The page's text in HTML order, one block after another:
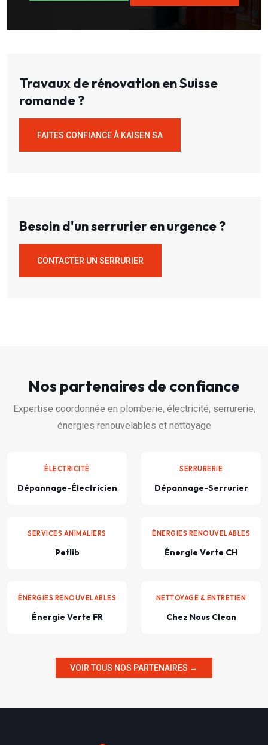
Travaux de rénovation en Suisse
romande ?
FAITES CONFIANCE À KAISEN SA
Besoin d'un serrurier en urgence ?
CONTACTER UN SERRURIER
Nos partenaires de confiance
Expertise coordonnée en plomberie, électricité, serrurerie,
énergies renouvelables et nettoyage
ÉLECTRICITÉ
Dépannage-Électricien
SERRURERIE
Dépannage-Serrurier
SERVICES ANIMALIERS
Petlib
ÉNERGIES RENOUVELABLES
Énergie Verte CH
ÉNERGIES RENOUVELABLES
Énergie Verte FR
NETTOYAGE & ENTRETIEN
Chez Nous Clean
VOIR TOUS NOS PARTENAIRES →